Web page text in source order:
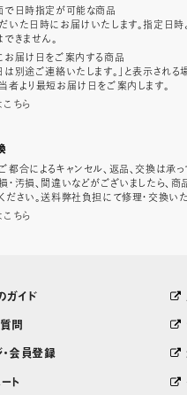
で日時指定が可能な商品
いた日時にお届けいたします。指定日時
きません。
お届け日をご案内する商品
は別途ご連絡いたします。」と表示される
者より最短お届け日をご案内します。
こちら
都合によるキャンセル、返品、交換は承っ
・汚損、間違いなどがございましたら、
ださい。送料弊社負担にて修理・交換いた
こちら
ガイド
問
会員登録
ト